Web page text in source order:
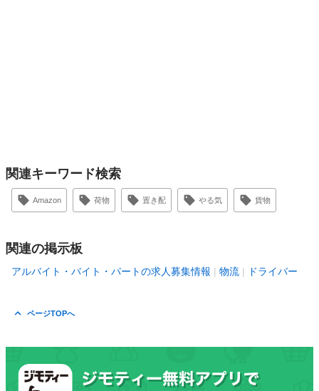
関連キーワード検索
Amazon 荷物 置き配 やる気 貨物
関連の掲示板
アルバイト・バイト・パートの求人募集情報 物流 ドライバー
ページTOPへ